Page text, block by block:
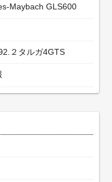
Maybach GLS600
２タルガ4GTS